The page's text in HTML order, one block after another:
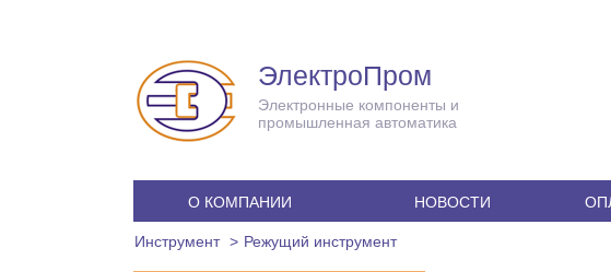
ЭлектроПром
Электронные компоненты и
промышленная автоматика
О КОМПАНИИ НОВОСТИ
Инструмент Режущий инструмент